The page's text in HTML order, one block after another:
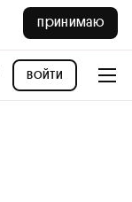
принимаю
войти